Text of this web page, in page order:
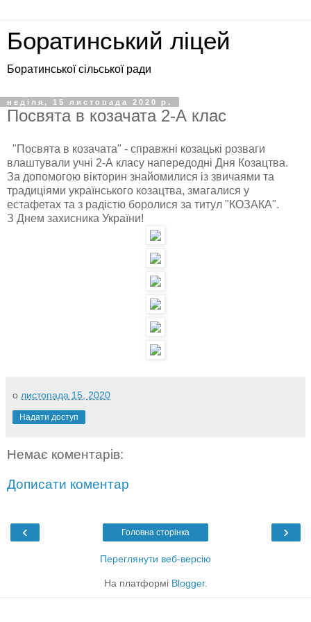
Боратинський ліцей
Боратинської сільської ради
неділя, 15 листопада 2020 р.
Посвята в козачата 2-А клас
"Посвята в козачата" - справжні козацькі розваги
влаштували учні 2-А класу напередодні Дня Козацтва.
За допомогою вікторин знайомилися із звичаями та
традиціями українського козацтва, змагалися у
естафетах та з радістю боролися за титул "КОЗАКА".
З Днем захисника України!
о листопада 15, 2020
Надати доступ
Немає коментарів:
Дописати коментар
‹ ›
Головна сторінка
Переглянути веб-версію
На платформі Blogger.